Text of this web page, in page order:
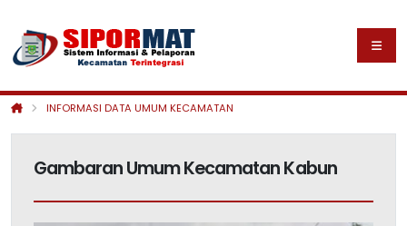
INFORMASI DATA UMUM KECAMATAN
Gambaran Umum Kecamatan Kabun